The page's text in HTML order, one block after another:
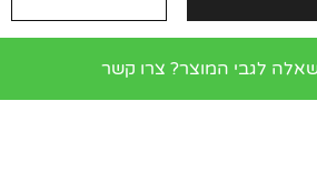
לגבי המוצר? צרו קשר